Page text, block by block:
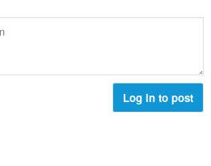
Log in to post